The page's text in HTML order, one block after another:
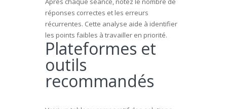
réponses correctes et les erreurs
récurrentes. Cette analyse aide à identifier
les points faibles à travailler en priorité.
Plateformes et
outils
recommandés